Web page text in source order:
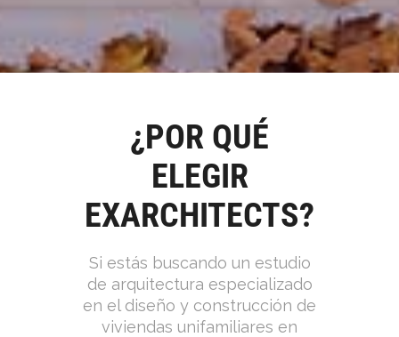
¿POR QUÉ
ELEGIR
EXARCHITECTS?
Si estás buscando un estudio
de arquitectura especializado
en el diseño y construcción de
viviendas unifamiliares en